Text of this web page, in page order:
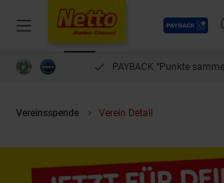
Menü
Payback
PAYBACK °Punkte
Vereinsspende Verein Detail